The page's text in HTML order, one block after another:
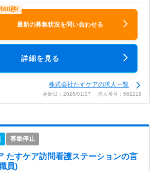
最新の募集状況を問い合わせる
詳細を見る
株式会社たすケアの求人一覧
更新日：2026/01/27 求人番号：662218
募集停止
たすケア訪問看護ステーションの言
員)